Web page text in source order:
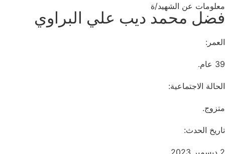
معلومات عن الشهيد/ة
فضل محمد ديب علي البراوي
العمر:
39 عام.
الحالة الاجتماعية:
متزوج.
تاريخ الحدث:
2 ديسمبر 2023